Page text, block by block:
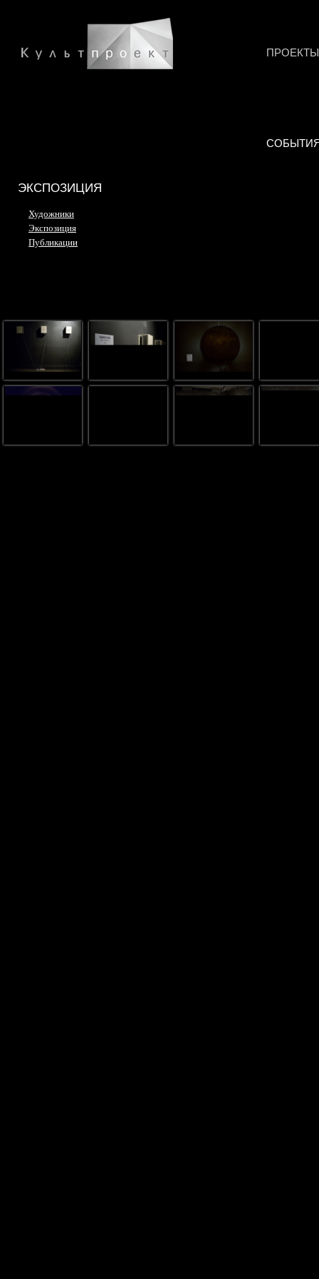
ПРОЕКТЫ
ЭКСПОЗИЦИЯ
Художники
Экспозиция
Публикации